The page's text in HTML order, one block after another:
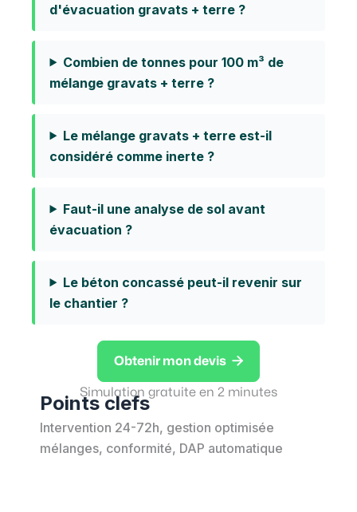
d'évacuation gravats + terre ?
Combien de tonnes pour 100 m³ de
mélange gravats + terre ?
Le mélange gravats + terre est-il
considéré comme inerte ?
Faut-il une analyse de sol avant
évacuation ?
Le béton concassé peut-il revenir sur
le chantier ?
Obtenir mon devis 
Simulation gratuite en 2 minutes
Points clefs
Intervention 24-72h, gestion optimisée
mélanges, conformité, DAP automatique